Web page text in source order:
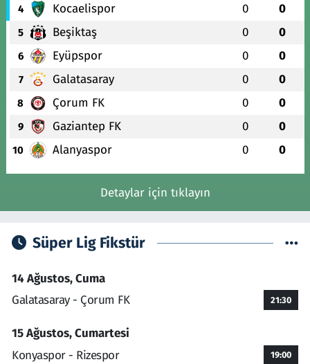
4 Kocaelispor 0 0
5 Beşiktaş 0 0
6 Eyüpspor 0 0
7 Galatasaray 0 0
8 Çorum FK 0 0
9 Gaziantep FK 0 0
10 Alanyaspor 0 0
Detaylar için tıklayın
Süper Lig Fikstür
14 Ağustos, Cuma
Galatasaray - Çorum FK
21:30
15 Ağustos, Cumartesi
Konyaspor - Rizespor
19:00